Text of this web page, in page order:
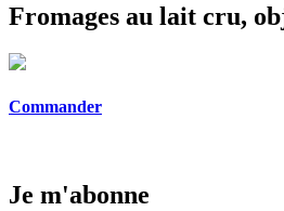
Fromages au lait cru,
Commander
Je m'abonne